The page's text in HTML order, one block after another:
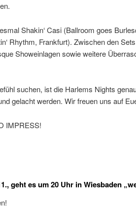
Shakin‘ Casi (Ballroom goes
Rhythm, Frankfurt). Zwischen den
Showeinlagen sowie weitere
suchen, ist die Harlems Nights
gelacht werden. Wir freuen uns auf
IMPRESS!
geht es um 20 Uhr in Wiesbaden